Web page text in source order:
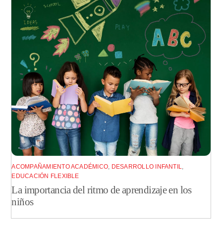
ACOMPAÑAMIENTO ACADÉMICO, DESARROLLO INFANTIL,
EDUCACIÓN FLEXIBLE
La importancia del ritmo de aprendizaje en los
niños